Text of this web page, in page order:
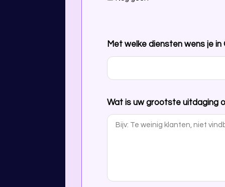
Met welke diensten wens je
Wat is uw grootste uitdaging